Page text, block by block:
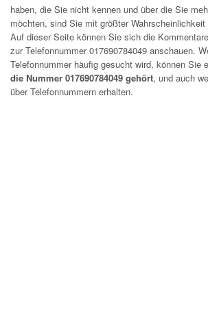
haben, die Sie nicht kennen und über die Sie
möchten, sind Sie mit größter
Auf dieser Seite können Sie sich die
zur Telefonnummer017690784049 anschauen.
Telefonnummer häufig gesucht wird, können Sie
die Nummer 017690784049 gehört, und auch
über Telefonnummern erhalten.